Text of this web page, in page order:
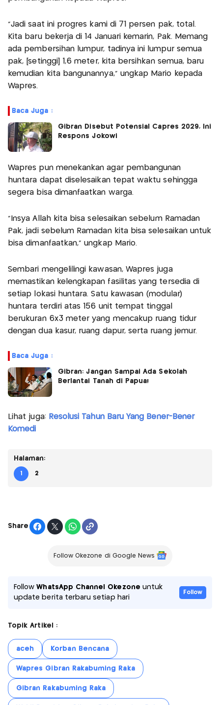
“Jadi saat ini progres kami di 71 persen pak, total.
Kita baru bekerja di 14 Januari kemarin, Pak. Memang
ada pembersihan lumpur, tadinya ini lumpur semua
pak, [setinggi] 1,6 meter, kita bersihkan semua, baru
kemudian kita bangunannya,” ungkap Mario kepada
Wapres.
Baca Juga :
Gibran Disebut Potensial Capres 2029, Ini
Respons Jokowi
Wapres pun menekankan agar pembangunan
huntara dapat diselesaikan tepat waktu sehingga
segera bisa dimanfaatkan warga.
"Insya Allah kita bisa selesaikan sebelum Ramadan
Pak, jadi sebelum Ramadan kita bisa selesaikan untuk
bisa dimanfaatkan," ungkap Mario.
Sembari mengelilingi kawasan, Wapres juga
memastikan kelengkapan fasilitas yang tersedia di
setiap lokasi huntara. Satu kawasan (modular)
huntara terdiri atas 156 unit tempat tinggal
berukuran 6x3 meter yang mencakup ruang tidur
dengan dua kasur, ruang dapur, serta ruang jemur.
Baca Juga :
Gibran: Jangan Sampai Ada Sekolah
Berlantai Tanah di Papua!
Lihat juga: Resolusi Tahun Baru Yang Bener-Bener
Komedi
Halaman:
1 2
Share
Follow Okezone di Google News
FollowWhatsApp Channel Okezone untuk
update berita terbaru setiap hari
Follow
Topik Artikel :
aceh Korban Bencana
Wapres Gibran Rakabuming Raka
Gibran Rakabuming Raka